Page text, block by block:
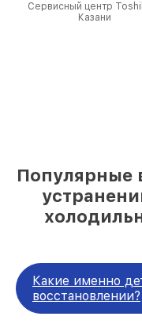
Сервисный центр
Казани
Популярные
Какие именно
восстановлении?